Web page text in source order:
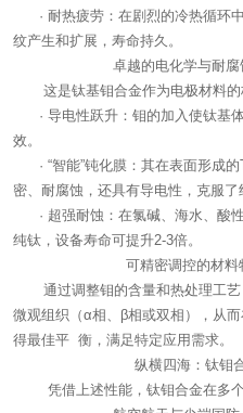
· 耐热疲劳：在剧烈的冷热循环
纹产生和扩展，寿命持久。
卓越的电化学与耐腐蚀性
这是钛基钼合金作为电极材料的
· 导电性跃升：钼的加入使钛基
效。
· “智能”钝化膜：其在表面形成的
密、耐腐蚀，还具有导电性，克服了
· 超强耐蚀：在氯碱、海水、酸
纯钛，设备寿命可提升2-3倍。
可精密调控的材料
通过调整钼的含量和热处理工艺
微观组织（α相、β相或双相），从
得最佳平 衡，满足特定应用需求。
纵横四海：钛钼合金的
凭借上述性能，钛钼合金在多个